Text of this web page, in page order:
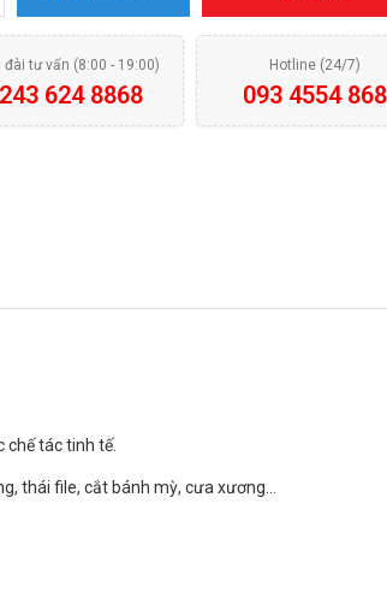
đài tư vấn (8:00 - 19:00)
624 8868
Hotline (24/7)
093 4554 868
chế tác tinh tế.
thái file, cắt bánh mỳ, cưa xương…